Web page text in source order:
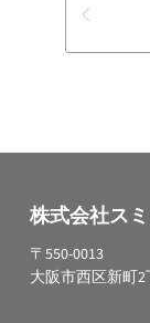
株式会社ス
〒550-0013
大阪市西区新町